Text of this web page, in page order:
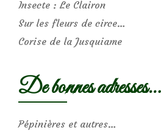
Insecte : Le Clairon
Sur les fleurs de circe…
Corise de la Jusquiame
De bonnes adresses…
Pépinières et autres…